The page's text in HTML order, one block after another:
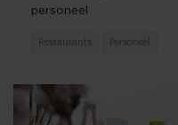
personeel
Restaurants Personeel